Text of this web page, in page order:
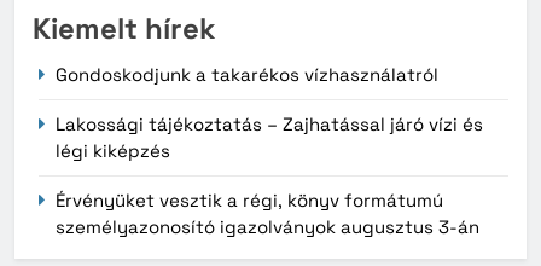
Kiemelt hírek
Gondoskodjunk a takarékos vízhasználatról
Lakossági tájékoztatás – Zajhatással járó vízi és
légi kiképzés
Érvényüket vesztik a régi, könyv formátumú
személyazonosító igazolványok augusztus 3-án